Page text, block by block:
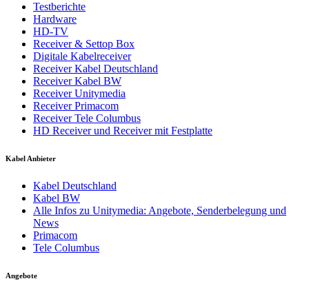
Testberichte
Hardware
HD-TV
Receiver & Settop Box
Digitale Kabelreceiver
Receiver Kabel Deutschland
Receiver Kabel BW
Receiver Unitymedia
Receiver Primacom
Receiver Tele Columbus
HD Receiver und Receiver mit Festplatte
Kabel Anbieter
Kabel Deutschland
Kabel BW
Alle Infos zu Unitymedia: Angebote, Senderbelegung und
News
Primacom
Tele Columbus
Angebote